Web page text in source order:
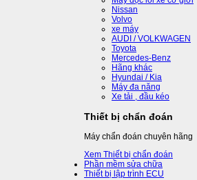
Nissan
Volvo
xe máy
AUDI / VOLKWAGEN
Toyota
Mercedes-Benz
Hãng khác
Hyundai / Kia
Máy đa năng
Xe tải , đầu kéo
Thiết bị chẩn đoán
Máy chẩn đoán chuyên hãng
Xem Thiết bị chẩn đoán
Phần mềm sửa chữa
Thiết bị lập trình ECU